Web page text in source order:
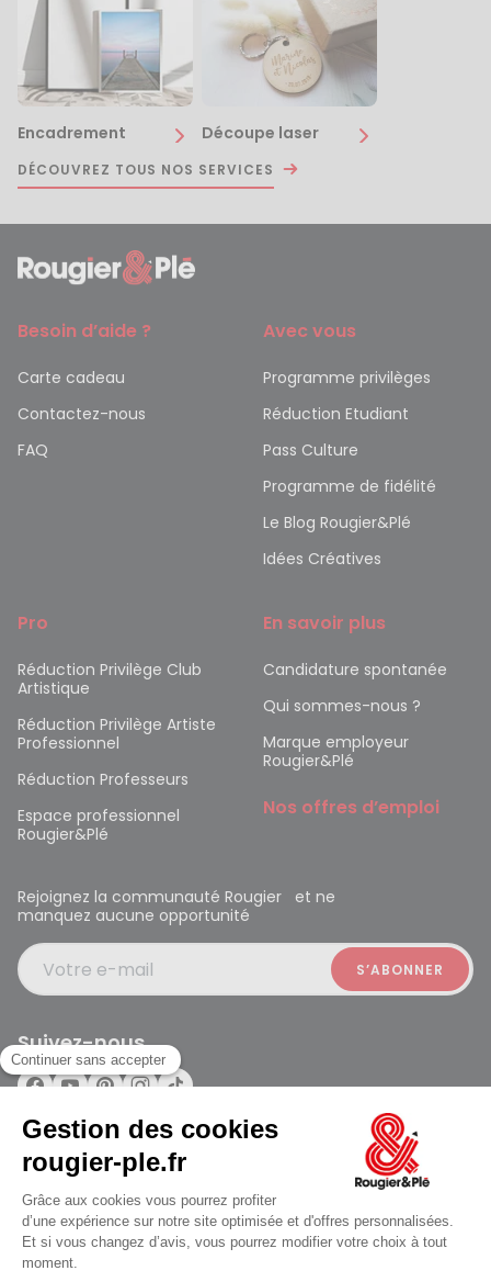
jusqu'au Vendredi à 09:30
Encadrement Découpe laser
DÉCOUVREZ TOUS NOS SERVICES
Besoin d’aide ?
Carte cadeau
Contactez-nous
FAQ
Avec vous
Programme privilèges
Réduction Etudiant
Pass Culture
Programme de fidélité
Le Blog Rougier&Plé
Idées Créatives
Pro
Réduction Privilège Club
Artistique
Réduction Privilège Artiste
Professionnel
Réduction Professeurs
Espace professionnel
Rougier&Plé
En savoir plus
Candidature spontanée
Qui sommes-nous ?
Marque employeur
Rougier&Plé
Nos offres d’emploi
Rejoignez la communauté Rougier et ne
manquez aucune opportunité
Votre e-mail
Suivez-nous
Rougier et Plé 2024 Copyright
Mentions légales